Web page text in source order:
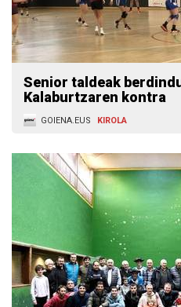
Senior taldeak
Kalaburtzaren kontra
GOIENA.EUS KIROLA